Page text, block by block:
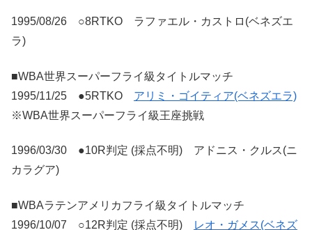
1995/08/26 ○8RTKO ラファエル・カストロ(ベネズエ
ラ)
■WBA世界スーパーフライ級タイトルマッチ
1995/11/25 ●5RTKO アリミ・ゴイティア(ベネズエラ)
※WBA世界スーパーフライ級王座挑戦
1996/03/30 ●10R判定 (採点不明) アドニス・クルス(ニ
カラグア)
■WBAラテンアメリカフライ級タイトルマッチ
1996/10/07 ○12R判定 (採点不明)
レオ・ガメス(ベネズ